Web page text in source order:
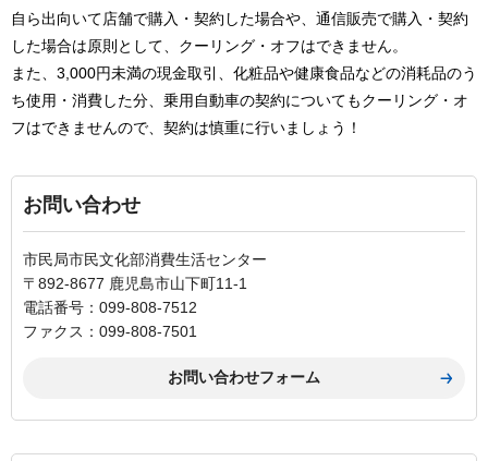
自ら出向いて店舗で購入・契約した場合や、通信販売で購入・契約
した場合は原則として、クーリング・オフはできません。
また、3,000円未満の現金取引、化粧品や健康食品などの消耗品のう
ち使用・消費した分、乗用自動車の契約についてもクーリング・オ
フはできませんので、契約は慎重に行いましょう！
お問い合わせ
市民局市民文化部消費生活センター
〒892-8677 鹿児島市山下町11-1
電話番号：099-808-7512
ファクス：099-808-7501